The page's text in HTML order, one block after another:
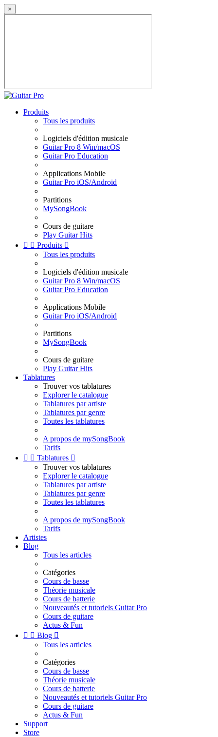
×
Produits
Tous les produits
Logiciels d'édition musicale
Guitar Pro 8 Win/macOS
Guitar Pro Education
Applications Mobile
Guitar Pro iOS/Android
Partitions
MySongBook
Cours de guitare
Play Guitar Hits
  Produits 
Tous les produits
Logiciels d'édition musicale
Guitar Pro 8 Win/macOS
Guitar Pro Education
Applications Mobile
Guitar Pro iOS/Android
Partitions
MySongBook
Cours de guitare
Play Guitar Hits
Tablatures
Trouver vos tablatures
Explorer le catalogue
Tablatures par artiste
Tablatures par genre
Toutes les tablatures
A propos de mySongBook
Tarifs
  Tablatures 
Trouver vos tablatures
Explorer le catalogue
Tablatures par artiste
Tablatures par genre
Toutes les tablatures
A propos de mySongBook
Tarifs
Artistes
Blog
Tous les articles
Catégories
Cours de basse
Théorie musicale
Cours de batterie
Nouveautés et tutoriels Guitar Pro
Cours de guitare
Actus & Fun
  Blog 
Tous les articles
Catégories
Cours de basse
Théorie musicale
Cours de batterie
Nouveautés et tutoriels Guitar Pro
Cours de guitare
Actus & Fun
Support
Store